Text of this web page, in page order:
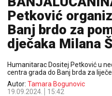
Petković
Banj brdo za
dječaka Milana
Humanitarac Dositej Petković u
centra grada do Banj brda za
Autor: Tamara Bogunovic
19.09.2024.
15:42